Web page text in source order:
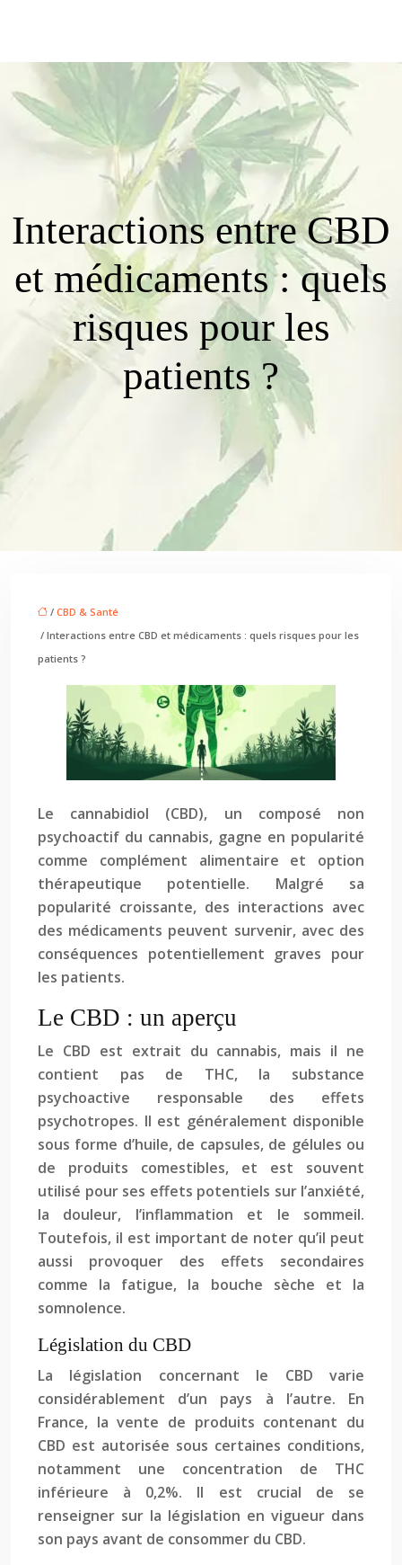
Interactions entre CBD
et médicaments : quels
risques pour les
patients ?
/ CBD & Santé
/ Interactions entre CBD et médicaments : quels risques pour les
patients ?
Le cannabidiol (CBD), un composé non
psychoactif du cannabis, gagne en popularité
comme complément alimentaire et option
thérapeutique potentielle. Malgré sa
popularité croissante, des interactions avec
des médicaments peuvent survenir, avec des
conséquences potentiellement graves pour
les patients.
Le CBD : un aperçu
Le CBD est extrait du cannabis, mais il ne
contient pas de THC, la substance
psychoactive responsable des effets
psychotropes. Il est généralement disponible
sous forme d’huile, de capsules, de gélules ou
de produits comestibles, et est souvent
utilisé pour ses effets potentiels sur l’anxiété,
la douleur, l’inflammation et le sommeil.
Toutefois, il est important de noter qu’il peut
aussi provoquer des effets secondaires
comme la fatigue, la bouche sèche et la
somnolence.
Législation du CBD
La législation concernant le CBD varie
considérablement d’un pays à l’autre. En
France, la vente de produits contenant du
CBD est autorisée sous certaines conditions,
notamment une concentration de THC
inférieure à 0,2%. Il est crucial de se
renseigner sur la législation en vigueur dans
son pays avant de consommer du CBD.